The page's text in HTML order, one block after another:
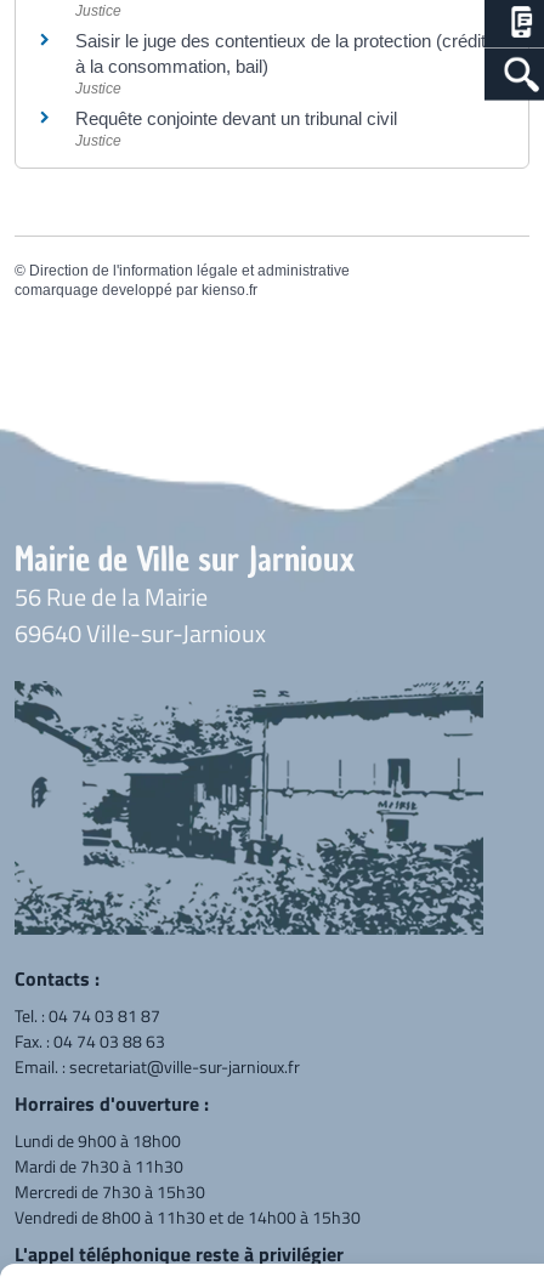
Justice
Saisir le juge des contentieux de la protection (crédit
à la consommation, bail)
Justice
Requête conjointe devant un tribunal civil
Justice
© Direction de l'information légale et administrative
comarquage developpé par kienso.fr
Mairie de Ville sur Jarnioux
56 Rue de la Mairie
69640 Ville-sur-Jarnioux
Contacts :
Tel. :04 74 03 81 87
Fax. : 04 74 03 88 63
Email. :secretariat@ville-sur-jarnioux.fr
Horraires d'ouverture :
Lundi de 9h00 à 18h00
Mardi de 7h30 à 11h30
Mercredi de 7h30 à 15h30
Vendredi de 8h00 à 11h30 et de 14h00 à 15h30
L'appel téléphonique reste à privilégier